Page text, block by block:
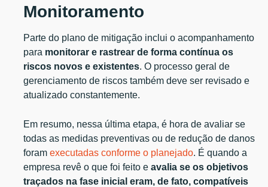
Monitoramento
Parte do plano de mitigação inclui o acompanhamento
para monitorar e rastrear de forma contínua os
riscos novos e existentes. O processo geral de
gerenciamento de riscos também deve ser revisado e
atualizado constantemente.
Em resumo, nessa última etapa, é hora de avaliar se
todas as medidas preventivas ou de redução de danos
foramexecutadas conforme o planejado. É quando a
empresa revê o que foi feito eavalia se os objetivos
traçados na fase inicial eram, de fato, compatíveis